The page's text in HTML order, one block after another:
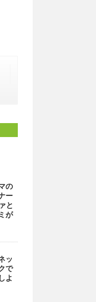
の
ー
と
が
ッ
で
よ